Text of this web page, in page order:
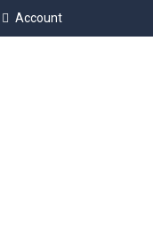
Account